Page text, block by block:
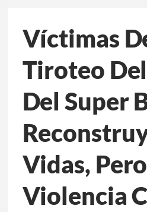
Víctimas
Tiroteo
Del Super
Vidas,
Violencia